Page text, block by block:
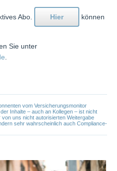
Abo.
Hier
können
Sie unter
vom Versicherungsmonitor
Inhalte – auch an Kollegen – ist nicht
uns nicht autorisierten Weitergabe
sehr wahrscheinlich auch Compliance-